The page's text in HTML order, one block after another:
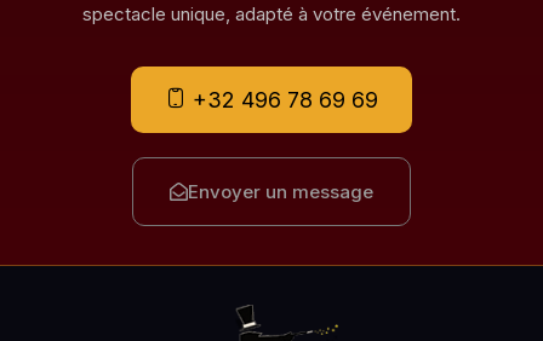
spectacle unique, adapté à votre événement.
+32 496 78 69 69
Envoyer un message